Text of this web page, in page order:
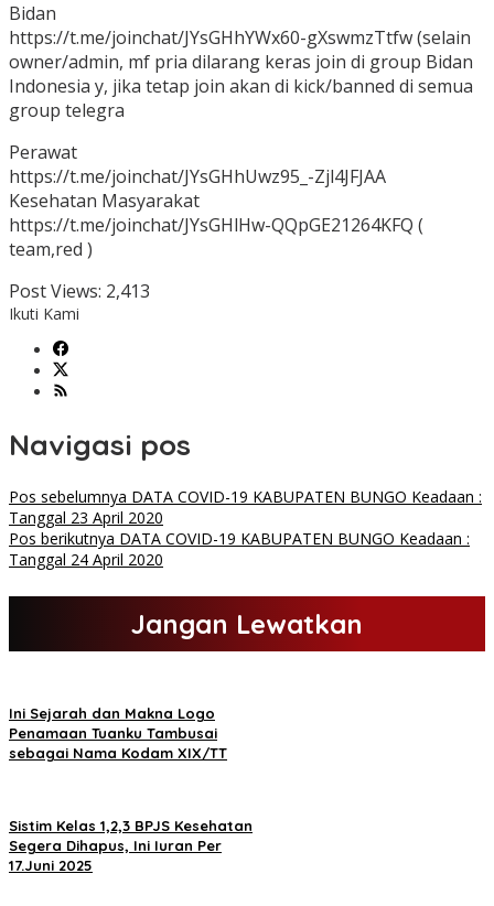
Bidan
https://t.me/joinchat/JYsGHhYWx60-gXswmzTtfw (selain
owner/admin, mf pria dilarang keras join di group Bidan
Indonesia y, jika tetap join akan di kick/banned di semua
group telegra
Perawat
https://t.me/joinchat/JYsGHhUwz95_-Zjl4JFJAA
Kesehatan Masyarakat
https://t.me/joinchat/JYsGHlHw-QQpGE21264KFQ (
team,red )
Post Views: 2,413
Ikuti Kami
Navigasi pos
Pos sebelumnya DATA COVID-19 KABUPATEN BUNGO Keadaan :
Tanggal 23 April 2020
Pos berikutnya DATA COVID-19 KABUPATEN BUNGO Keadaan :
Tanggal 24 April 2020
Jangan Lewatkan
Ini Sejarah dan Makna Logo
Penamaan Tuanku Tambusai
sebagai Nama Kodam XIX/TT
Sistim Kelas 1,2,3 BPJS Kesehatan
Segera Dihapus, Ini Iuran Per
17.Juni 2025